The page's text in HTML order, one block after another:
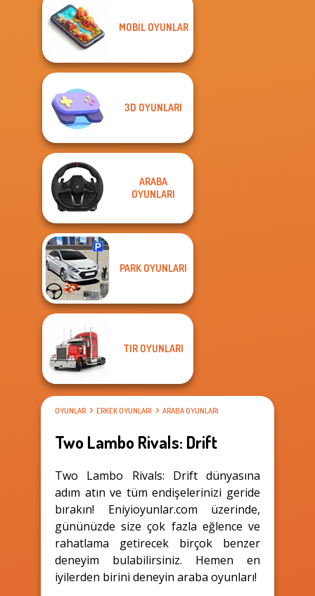
MOBIL OYUNLAR
3D OYUNLARI
ARABA
OYUNLARI
PARK OYUNLARI
TIR OYUNLARI
OYUNLAR ERKEK OYUNLARI ARABA OYUNLARI
Two Lambo Rivals: Drift
Two Lambo Rivals: Drift dünyasına
adım atın ve tüm endişelerinizi geride
bırakın! Eniyioyunlar.com üzerinde,
gününüzde size çok fazla eğlence ve
rahatlama getirecek birçok benzer
deneyim bulabilirsiniz. Hemen en
iyilerden birini deneyin araba oyunları!